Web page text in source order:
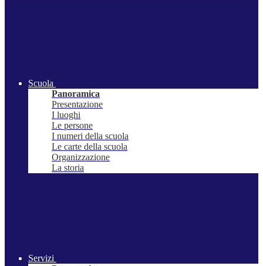
Scuola
Panoramica
Presentazione
I luoghi
Le persone
I numeri della scuola
Le carte della scuola
Organizzazione
La storia
Servizi